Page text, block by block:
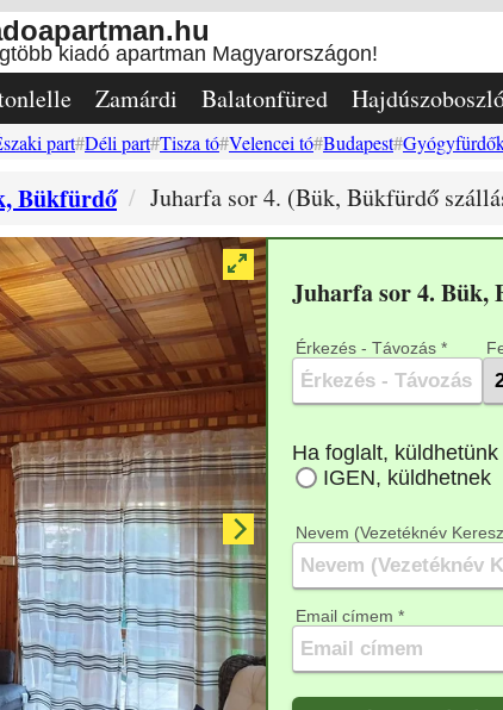
kiadó apartman Magyarországon!
Zamárdi Balatonfüred
part Déli part Tisza tó Velencei tó Budapest
Bükfürdő Juharfa sor 4. (Bük, Bükfürdő
Juharfa sor 4. Bük,
Érkezés - Távozás *
Nevem (Vezetéknév
Email címem *